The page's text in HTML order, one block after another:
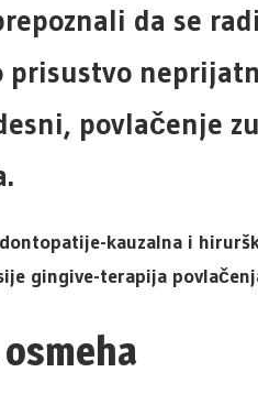
da se
prisustvo
povlačenje
kauzalna i
gingive-terapija